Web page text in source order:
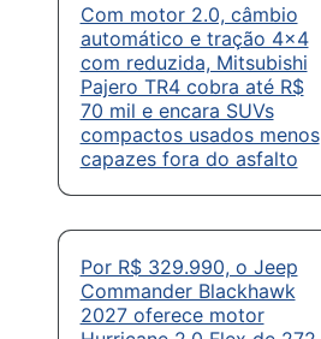
Com motor 2.0, câmbio
automático e tração 4×4
com reduzida, Mitsubishi
Pajero TR4 cobra até R$
70 mil e encara SUVs
compactos usados menos
capazes fora do asfalto
Por R$ 329.990, o Jeep
Commander Blackhawk
2027 oferece motor